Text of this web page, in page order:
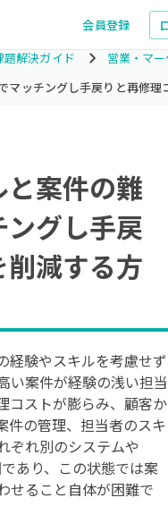
会員登録
解決ガイド
営業・マ
マッチングし手戻りと再修理
案件の難
グし手戻
削減する方
経験やスキルを考慮せず
い案件が経験の浅い担当
コストが膨らみ、顧客か
件の管理、担当者のスキ
ぞれ別のシステムや
あり、この状態では案
せること自体が困難で